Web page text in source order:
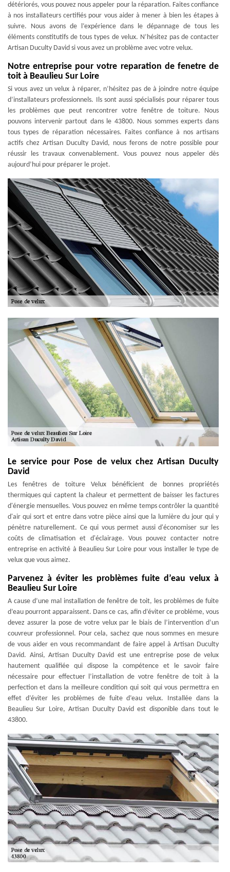
détériorés, vous pouvez nous appeler pour la réparation. Faites confiance
à nos installateurs certifiés pour vous aider à mener à bien les étapes à
suivre. Nous avons de l’expérience dans le dépannage de tous les
éléments constitutifs de tous types de velux. N’hésitez pas de contacter
Artisan Duculty David si vous avez un problème avec votre velux.
Notre entreprise pour votre reparation de fenetre de
toit à Beaulieu Sur Loire
Si vous avez un velux à réparer, n’hésitez pas de à joindre notre équipe
d’installateurs professionnels. Ils sont aussi spécialisés pour réparer tous
les problèmes que peut rencontrer votre fenêtre de toiture. Nous
pouvons intervenir partout dans le 43800. Nous sommes experts dans
tous types de réparation nécessaires. Faites confiance à nos artisans
actifs chez Artisan Duculty David, nous ferons de notre possible pour
réussir les travaux convenablement. Vous pouvez nous appeler dès
aujourd’hui pour préparer le projet.
Le service pour Pose de velux chez Artisan Duculty
David
Les fenêtres de toiture Velux bénéficient de bonnes propriétés
thermiques qui captent la chaleur et permettent de baisser les factures
d'énergie mensuelles. Vous pouvez en même temps contrôler la quantité
d'air qui sort et entre dans votre pièce ainsi que la lumière du jour qui y
pénètre naturellement. Ce qui vous permet aussi d'économiser sur les
coûts de climatisation et d'éclairage. Vous pouvez contacter notre
entreprise en activité à Beaulieu Sur Loire pour vous installer le type de
velux que vous aimez.
Parvenez à éviter les problèmes fuite d’eau velux à
Beaulieu Sur Loire
A cause d’une mal installation de fenêtre de toit, les problèmes de fuite
d’eau pourront apparaissent. Dans ce cas, afin d’éviter ce problème, vous
devez assurer la pose de votre velux par le biais de l’intervention d’un
couvreur professionnel. Pour cela, sachez que nous sommes en mesure
de vous aider en vous recommandant de faire appel à Artisan Duculty
David. Ainsi, Artisan Duculty David est une entreprise pose de velux
hautement qualifiée qui dispose la compétence et le savoir faire
nécessaire pour effectuer l’installation de votre fenêtre de toit à la
perfection et dans la meilleure condition qui soit qui vous permettra en
effet d’éviter les problèmes de fuite d’eau velux. Installée dans la
Beaulieu Sur Loire, Artisan Duculty David est disponible dans tout le
43800.